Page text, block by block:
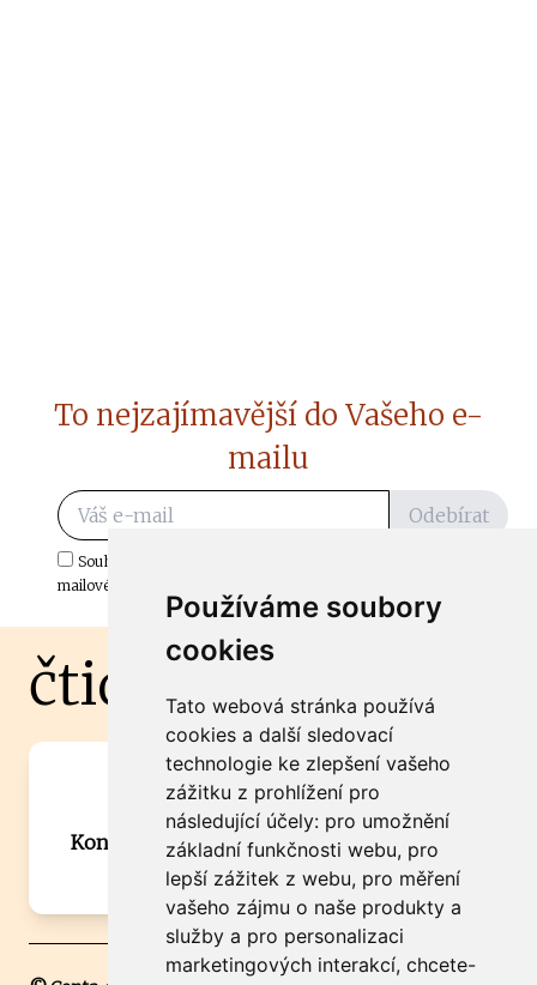
Používáme soubory
cookies
Tato webová stránka používá
cookies a další sledovací
technologie ke zlepšení vašeho
zážitku z prohlížení pro
následující účely: pro umožnění
základní funkčnosti webu, pro
lepší zážitek z webu, pro měření
vašeho zájmu o naše produkty a
služby a pro personalizaci
marketingových interakcí, chcete-
To nejzajímavější do Vašeho e-
mailu
Odebírat
Souhlasím s odběrem důležitých zpráv ze ČtiDoma.cz do mé e-
mailové schránky.
čtidoma.cz
Máte zajímavou informaci? Chcete
spolupracovat?
Kontaktujte šéfredaktora Martina Chalupu:
chalupa@ctidoma.cz